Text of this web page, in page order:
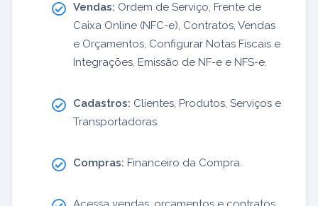
Vendas: Ordem de Serviço, Frente de
Caixa Online (NFC-e), Contratos, Vendas
e Orçamentos, Configurar Notas Fiscais e
Integrações, Emissão de NF-e e NFS-e.
Cadastros: Clientes, Produtos, Serviços e
Transportadoras.
Compras: Financeiro da Compra.